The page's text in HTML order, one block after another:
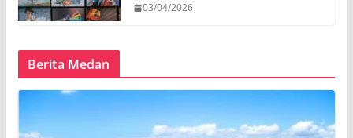
03/04/2026
Berita Medan